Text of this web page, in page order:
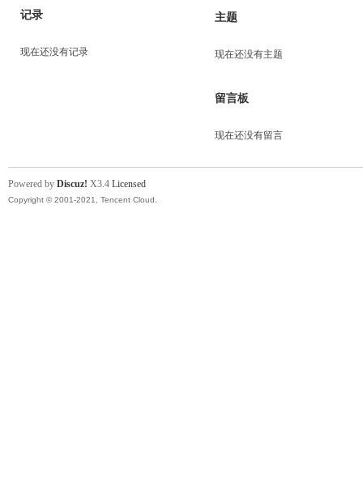
记录
现在还没有记录
主题
现在还没有主题
留言板
现在还没有留言
Powered by Discuz! X3.4 Licensed
Copyright © 2001-2021, Tencent Cloud.